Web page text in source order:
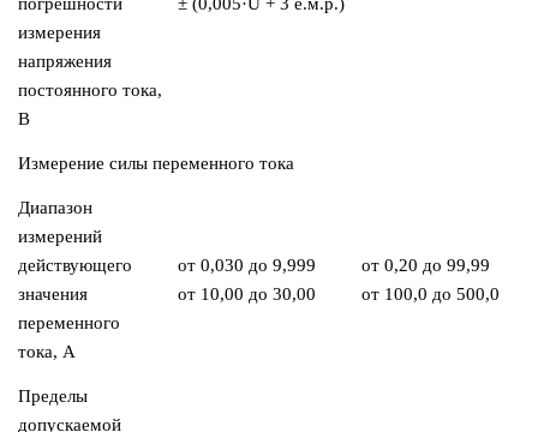
измерения
напряжения
постоянного тока,
В
Измерение силы переменного тока
Диапазон
измерений
действующего
значения
переменного
тока, А
от 0,030 до 9,999
от 10,00 до 30,00
от 0,20 до 99,99
от 100,0 до 500,0
Пределы
допускаемой